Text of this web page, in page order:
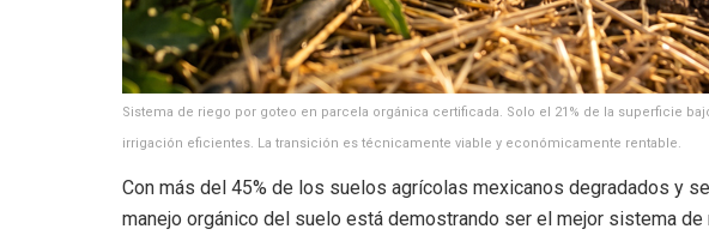
Sistema de riego por goteo en parcela orgánica certificada. Solo el 21% de la superficie
irrigación eficientes. La transición es técnicamente viable y económicamente rentable.
Con más del 45% de los suelos agrícolas mexicanos degradados y
manejo orgánico del suelo está demostrando ser el mejor sistema